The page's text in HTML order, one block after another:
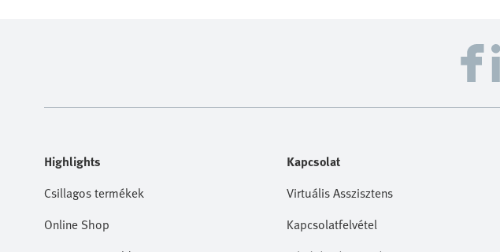
Highlights
Csillagos termékek
Online Shop
Kapcsolat
Virtuális Asszisztens
Kapcsolatfelvétel